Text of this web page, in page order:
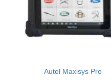
Autel Maxisys Pro